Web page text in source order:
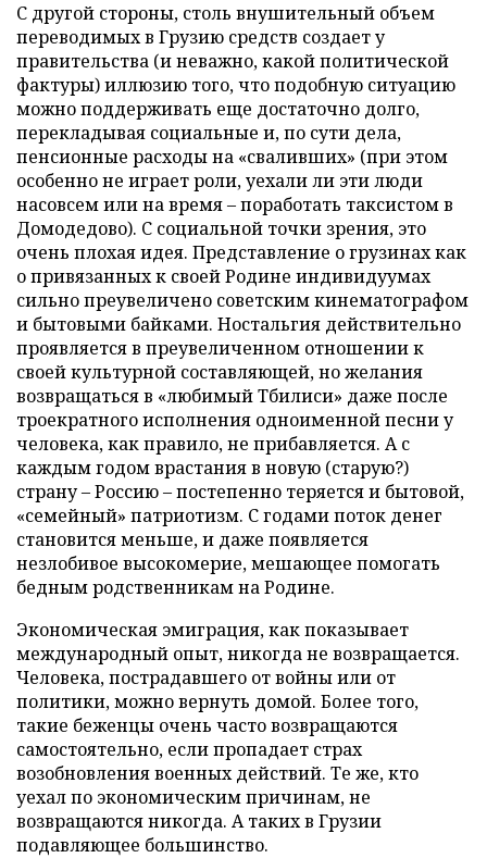
С другой стороны, столь внушительный объем
переводимых в Грузию средств создает у
правительства (и неважно, какой политической
фактуры) иллюзию того, что подобную ситуацию
можно поддерживать еще достаточно долго,
перекладывая социальные и, по сути дела,
пенсионные расходы на «сваливших» (при этом
особенно не играет роли, уехали ли эти люди
насовсем или на время – поработать таксистом в
Домодедово). C социальной точки зрения, это
очень плохая идея. Представление о грузинах как
о привязанных к своей Родине индивидуумах
сильно преувеличено советским кинематографом
и бытовыми байками. Ностальгия действительно
проявляется в преувеличенном отношении к
своей культурной составляющей, но желания
возвращаться в «любимый Тбилиси» даже после
троекратного исполнения одноименной песни у
человека, как правило, не прибавляется. А с
каждым годом врастания в новую (старую?)
страну – Россию – постепенно теряется и бытовой,
«семейный» патриотизм. С годами поток денег
становится меньше, и даже появляется
незлобивое высокомерие, мешающее помогать
бедным родственникам на Родине.
Экономическая эмиграция, как показывает
международный опыт, никогда не возвращается.
Человека, пострадавшего от войны или от
политики, можно вернуть домой. Более того,
такие беженцы очень часто возвращаются
самостоятельно, если пропадает страх
возобновления военных действий. Те же, кто
уехал по экономическим причинам, не
возвращаются никогда. А таких в Грузии
подавляющее большинство.